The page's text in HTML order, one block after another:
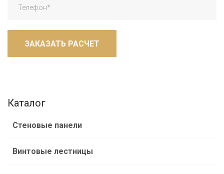
ЗАКАЗАТЬ РАСЧЕТ
Каталог
Стеновые панели
Винтовые лестницы